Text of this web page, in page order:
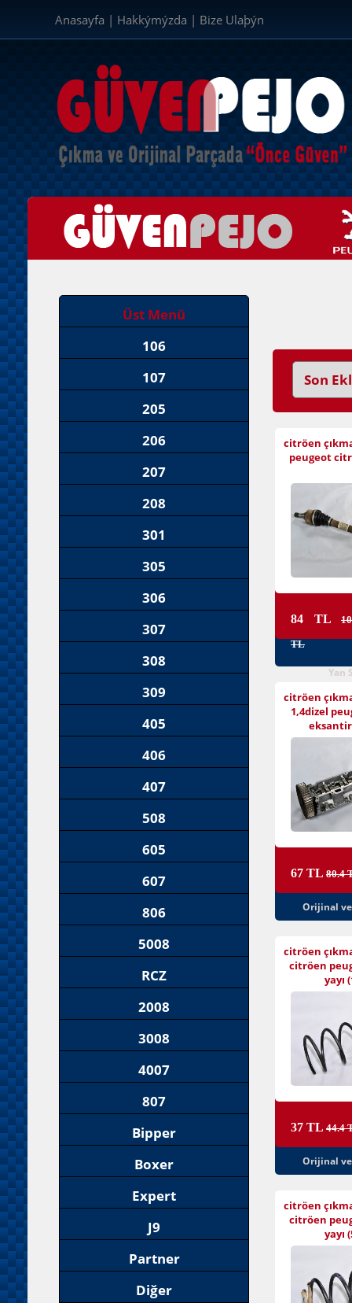
Anasayfa | Hakkýmýzda | Bize Ulaþýn
Üst Menü
106
107
205
206
207
208
301
305
306
307
308
309
405
406
407
508
605
607
806
5008
RCZ
2008
3008
4007
807
Bipper
Boxer
Expert
J9
Partner
Diğer
citröen
peugeot
84 TL
TL
Yan
citröen
1,4dizel
67 TL 80.4
Orijinal ve
citröen
citröen
yayı
37 TL 44.4
Orijinal ve
citröen
citröen
yayı